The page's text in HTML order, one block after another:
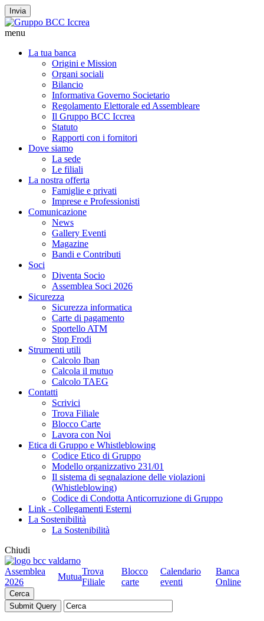
Invia
menu
La tua banca
Origini e Mission
Organi sociali
Bilancio
Informativa Governo Societario
Regolamento Elettorale ed Assembleare
Il Gruppo BCC Iccrea
Statuto
Rapporti con i fornitori
Dove siamo
La sede
Le filiali
La nostra offerta
Famiglie e privati
Imprese e Professionisti
Comunicazione
News
Gallery Eventi
Magazine
Bandi e Contributi
Soci
Diventa Socio
Assemblea Soci 2026
Sicurezza
Sicurezza informatica
Carte di pagamento
Sportello ATM
Stop Frodi
Strumenti utili
Calcolo Iban
Calcola il mutuo
Calcolo TAEG
Contatti
Scrivici
Trova Filiale
Blocco Carte
Lavora con Noi
Etica di Gruppo e Whistleblowing
Codice Etico di Gruppo
Modello organizzativo 231/01
Il sistema di segnalazione delle violazioni
(Whistleblowing)
Codice di Condotta Anticorruzione di Gruppo
Link - Collegamenti Esterni
La Sostenibilità
La Sostenibilità
Chiudi
Assemblea
2026
Mutua
Trova
Filiale
Blocco
carte
Calendario
eventi
Banca
Online
Cerca